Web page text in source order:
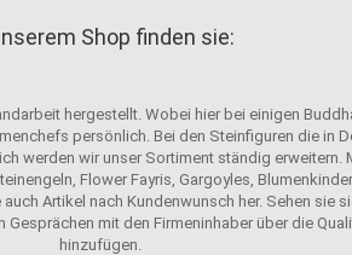
Shop finden sie:
hergestellt. Wobei hier bei einigen
persönlich. Bei den Steinfiguren die
werden wir unser Sortiment ständig
Flower Fayris, Gargoyles,
Artikel nach Kundenwunsch her. Sehen sie
mit den Firmeninhaber über die
hinzufügen.